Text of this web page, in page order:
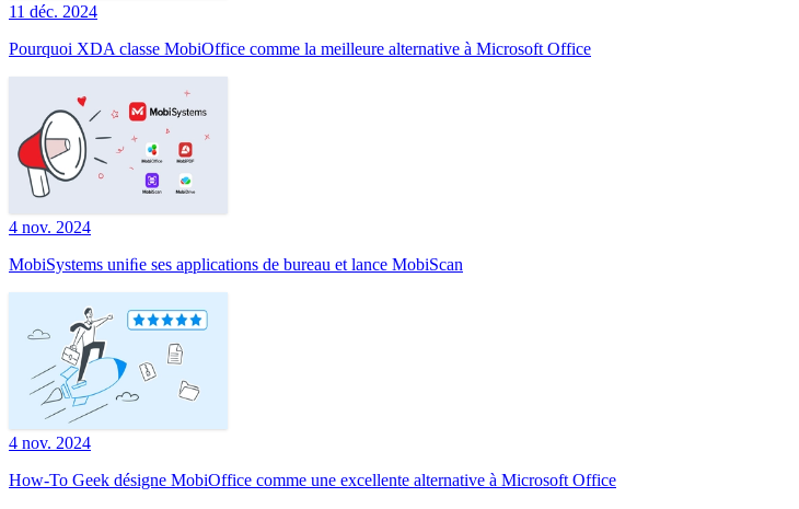
11 déc. 2024
Pourquoi XDA classe MobiOffice comme la meilleure alternative à Microsoft Office
4 nov. 2024
MobiSystems uniﬁe ses applications de bureau et lance MobiScan
4 nov. 2024
How-To Geek désigne MobiOffice comme une excellente alternative à Microsoft Office